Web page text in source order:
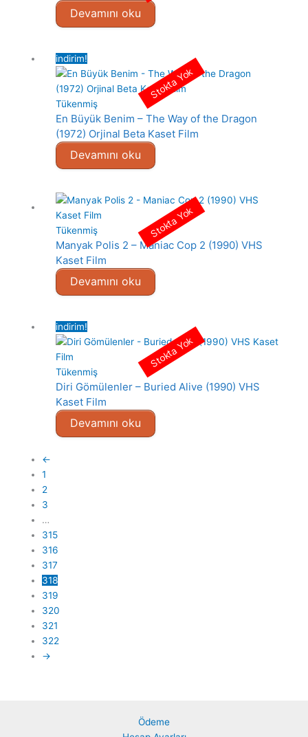
Devamını oku
indirim!
Tükenmiş
En Büyük Benim – The Way of the Dragon
(1972) Orjinal Beta Kaset Film
Devamını oku
Stokta Yok
Tükenmiş
Manyak Polis 2 – Maniac Cop 2 (1990) VHS
Kaset Film
Devamını oku
Stokta Yok
indirim!
Tükenmiş
Diri Gömülenler – Buried Alive (1990) VHS
Kaset Film
Devamını oku
Stokta Yok
←
1
2
3
…
315
316
317
318
319
320
321
322
→
Ödeme